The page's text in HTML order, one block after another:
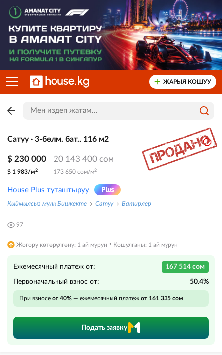
ЖАРЫЯ КОШУУ
Сатуу · 3-бөлм. бат., 116 м2
$ 230 000 20 143 400 сом
$ 1 983/м2 173 650 сом/м2
House Plus туташтыруу
Кыймылсыз мүлк Бишкекте Сатуу Батирлер
97
Жогору көтөрүлгөнү: 1 ай мурун · Кошулганы: 1 ай мурун
Ежемесячный платеж от: 167 514 сом
Первоначальный взнос от: 50.4%
При взносе от 40% — ежемесячный платеж от 161 335 сом
Подать заявку